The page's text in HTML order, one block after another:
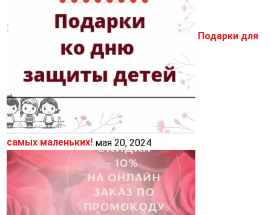
Подарки для
самых маленьких! мая 20, 2024